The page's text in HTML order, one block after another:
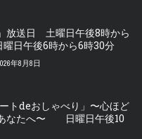
放送日 土曜日午後8時から
日午後6時から6時30分
年8月8日
トdeおしゃべり」〜心ほど
なたへ〜 日曜日午後10